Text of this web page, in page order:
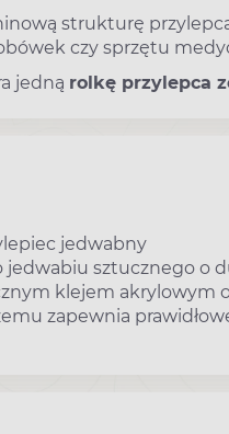
strukturę
czy sprzętu
jedną rolkę przylepca
jedwabny
jedwabiu sztucznego
klejem akrylowym
zapewnia